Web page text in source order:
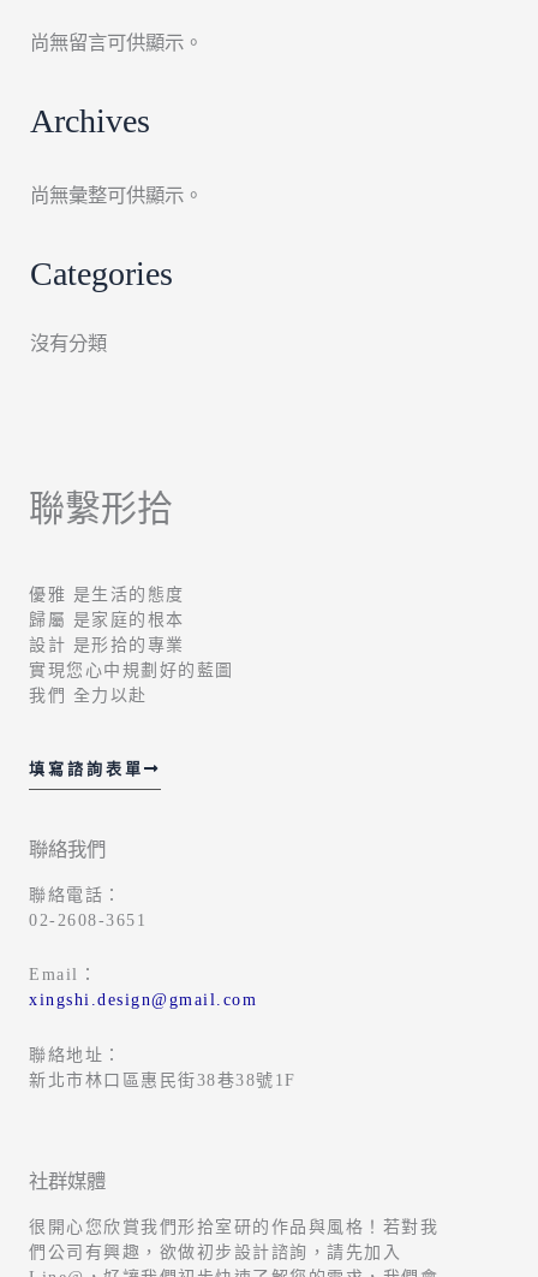
尚無留言可供顯示。
Archives
尚無彙整可供顯示。
Categories
沒有分類
聯繫形拾
優雅 是生活的態度
歸屬 是家庭的根本
設計 是形拾的專業
實現您心中規劃好的藍圖
我們 全力以赴
填寫諮詢表單
聯絡我們
聯絡電話：
02-2608-3651
Email：
xingshi.design@gmail.com
聯絡地址：
新北市林口區惠民街38巷38號1F
社群媒體
很開心您欣賞我們形拾室研的作品與風格！若對我
們公司有興趣，欲做初步設計諮詢，請先加入